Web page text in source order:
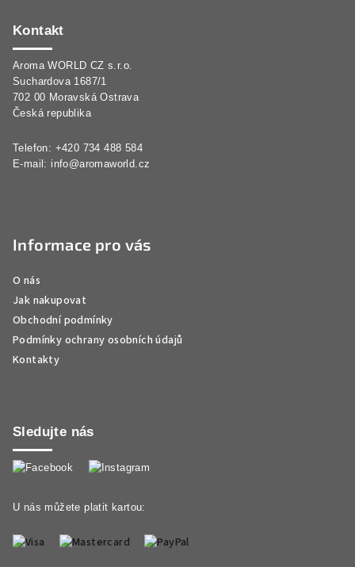
Kontakt
Aroma WORLD CZ s.r.o.
Suchardova 1687/1
702 00 Moravská Ostrava
Česká republika
Telefon: +420 734 488 584
E-mail: info@aromaworld.cz
Informace pro vás
O nás
Jak nakupovat
Obchodní podmínky
Podmínky ochrany osobních údajů
Kontakty
Sledujte nás
U nás můžete platit kartou: